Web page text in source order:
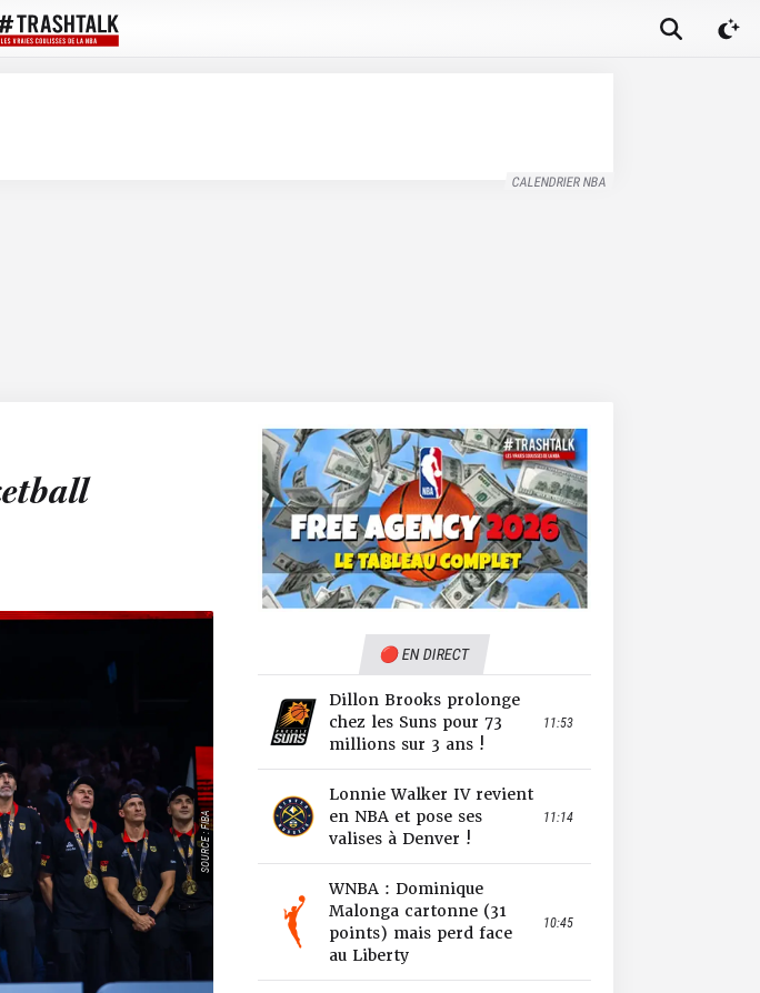
CALENDRIER NBA
SOURCE : FIBA
🔴 EN DIRECT
Dillon Brooks prolonge
chez les Suns pour 73
millions sur 3 ans !
11:53
Lonnie Walker IV revient
en NBA et pose ses
valises à Denver !
11:14
WNBA : Dominique
Malonga cartonne (31
points) mais perd face
au Liberty
10:45